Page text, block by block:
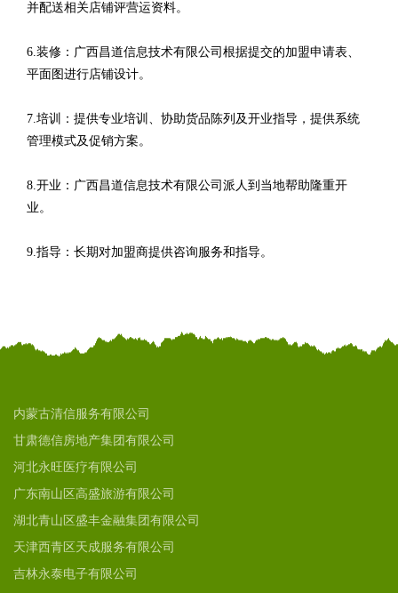
并配送相关店铺评营运资料。
6.装修：广西昌道信息技术有限公司根据提交的加盟申请表、
平面图进行店铺设计。
7.培训：提供专业培训、协助货品陈列及开业指导，提供系统
管理模式及促销方案。
8.开业：广西昌道信息技术有限公司派人到当地帮助隆重开
业。
9.指导：长期对加盟商提供咨询服务和指导。
内蒙古清信服务有限公司
甘肃德信房地产集团有限公司
河北永旺医疗有限公司
广东南山区高盛旅游有限公司
湖北青山区盛丰金融集团有限公司
天津西青区天成服务有限公司
吉林永泰电子有限公司